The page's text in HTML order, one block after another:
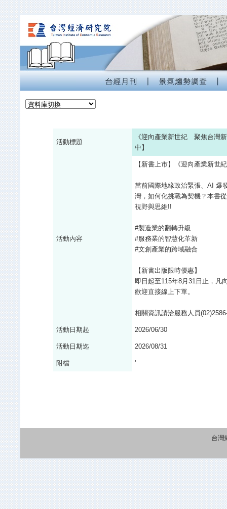
活動標題
《迎向產業新世紀 聚焦台灣
中】
活動內容
【新書上市】《迎向產業新
當前國際地緣政治緊張、AI 爆
灣，如何化挑戰為契機？本書
視野與思維!!
#製造業的翻轉升級
#服務業的智慧化革新
#文創產業的跨域融合
【新書出版限時優惠】
即日起至115年8月31日止，凡
歡迎直接線上下單。
相關資訊請洽服務人員
活動日期起 2026/06/30
活動日期迄 2026/08/31
附檔 '
台灣